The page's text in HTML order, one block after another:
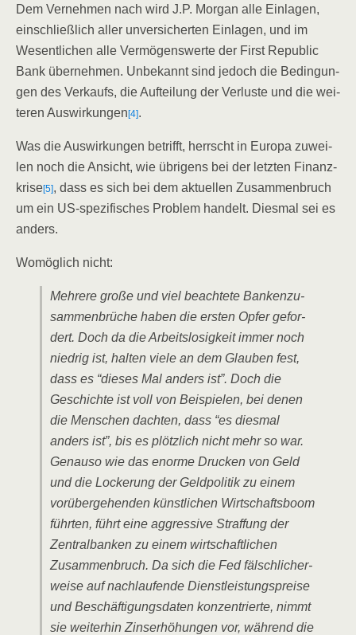
Dem Ver­neh­men nach wird J.P. Mor­gan alle Ein­la­gen,
ein­schließ­lich aller unver­si­cher­ten Ein­la­gen, und im
Wesent­li­chen alle Ver­mö­gens­wer­te der First Repu­blic
Bank über­neh­men. Unbe­kannt sind jedoch die Bedin­gun­
gen des Ver­kaufs, die Auf­tei­lung der Ver­lus­te und die wei­
te­ren Aus­wir­kun­gen [4].
Was die Aus­wir­kun­gen betrifft, herrscht in Euro­pa zuwei­
len noch die Ansicht, wie übri­gens bei der letz­ten Finanz­
kri­se[5], dass es sich bei dem aktu­el­len Zusam­men­bruch
um ein US-spe­zi­fi­sches Pro­blem han­delt. Dies­mal sei es
anders.
Womög­lich nicht:
Meh­re­re gro­ße und viel beach­te­te Ban­ken­zu­
sam­men­brü­che haben die ers­ten Opfer gefor­
dert. Doch da die Arbeits­lo­sig­keit immer noch
nied­rig ist, hal­ten vie­le an dem Glau­ben fest,
dass es “die­ses Mal anders ist”. Doch die
Geschich­te ist voll von Bei­spie­len, bei denen
die Men­schen dach­ten, dass “es dies­mal
anders ist”, bis es plötz­lich nicht mehr so war.
Genau­so wie das enor­me Dru­cken von Geld
und die Locke­rung der Geld­po­li­tik zu einem
vor­über­ge­hen­den künst­li­chen Wirt­schafts­boom
führ­ten, führt eine aggres­si­ve Straf­fung der
Zen­tral­ban­ken zu einem wirt­schaft­li­chen
Zusam­men­bruch. Da sich die Fed fälsch­li­cher­
wei­se auf nach­lau­fen­de Dienst­leis­tungs­prei­se
und Beschäf­ti­gungs­da­ten kon­zen­trier­te, nimmt
sie wei­ter­hin Zins­er­hö­hun­gen vor, wäh­rend die